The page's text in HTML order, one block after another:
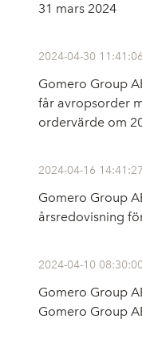
31 mars 2024
2024-04-30 11:41:06
Gomero Group
får avropsorder
ordervärde om
2024-04-16 14:41:27
Gomero Group
årsredovisning
2024-04-10
Gomero Group
Gomero Group